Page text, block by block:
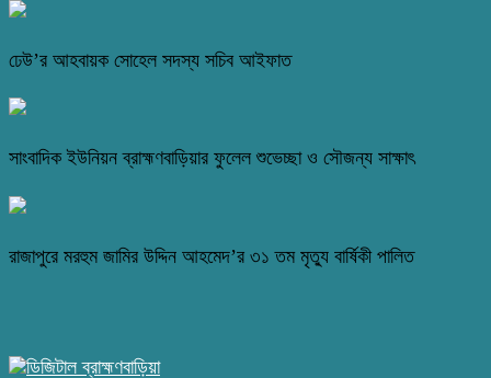
ঢেউ’র আহবায়ক সোহেল সদস্য সচিব আইফাত
সাংবাদিক ইউনিয়ন ব্রাহ্মণবাড়িয়ার ফুলেল শুভেচ্ছা ও সৌজন্য সাক্ষাৎ
রাজাপুরে মরহুম জামির উদ্দিন আহমেদ’র ৩১ তম মৃত্যু বার্ষিকী পালিত